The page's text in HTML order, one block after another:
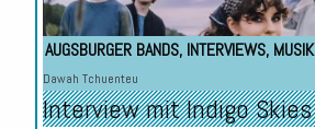
AUGSBURGER BANDS, INTERVIEWS, MUSIK
Dawah Tchuenteu
Interview mit Indigo Skies